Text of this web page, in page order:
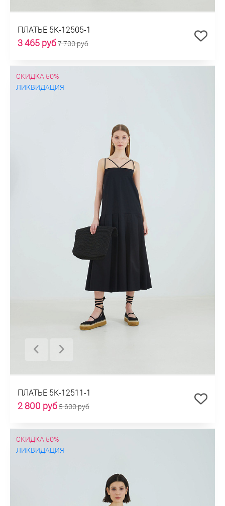
ПЛАТЬЕ 5К-12505-1
3 465 руб7 700 руб
СКИДКА 50%
ЛИКВИДАЦИЯ
ПЛАТЬЕ 5К-12511-1
2 800 руб5 600 руб
СКИДКА 50%
ЛИКВИДАЦИЯ